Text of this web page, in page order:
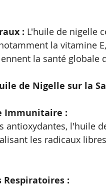
: L'huile de nigelle
la vitamine
la santé globale
de Nigelle sur la
Immunitaire :
antioxydantes, l'huile
les radicaux
Respiratoires :